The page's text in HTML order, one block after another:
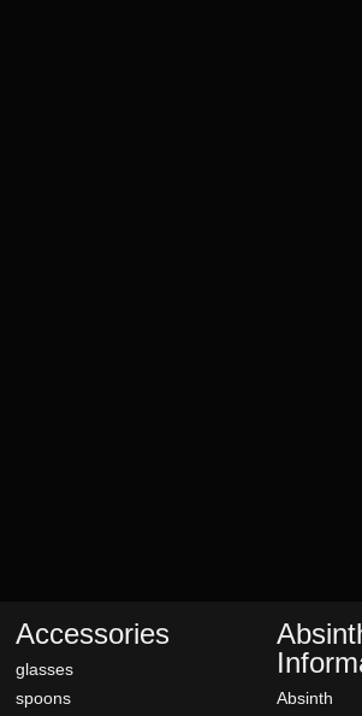
Accessories
glasses
spoons
Absinth